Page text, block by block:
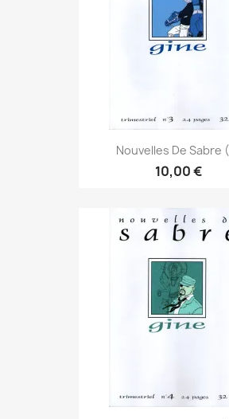
Nouvelles De Sabre
10,00 €